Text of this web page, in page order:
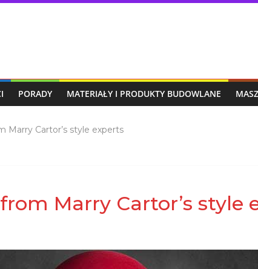
PORADY MATERIAŁY I PRODUKTY BUDOWLANE
Marry Cartor’s style experts
Marry Cartor’s style